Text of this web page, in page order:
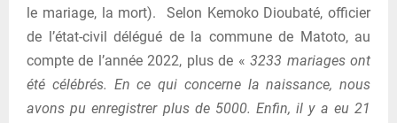
le mariage, la mort). Selon Kemoko Dioubaté, officier
de l’état-civil délégué de la commune de Matoto, au
compte de l’année 2022, plus de «3233 mariages ont
été célébrés. En ce qui concerne la naissance, nous
avons pu enregistrer plus de 5000. Enfin, il y a eu 21